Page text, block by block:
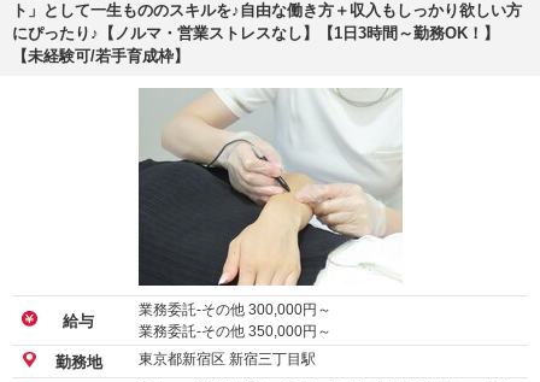
ト」として一生もののスキルを♪自由な働き方＋収入もしっかり欲しい方
にぴったり♪【ノルマ・営業ストレスなし】【1日3時間～勤務OK！】
【未経験可/若手育成枠】
給与
業務委託-その他 300,000円～
業務委託-その他 350,000円～
勤務地 東京都新宿区 新宿三丁目駅